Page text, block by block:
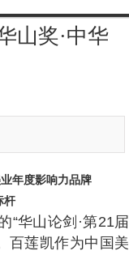
山奖·中华
年度影响力品牌
杆
“华山论剑·第21届
百莲凯作为中国美